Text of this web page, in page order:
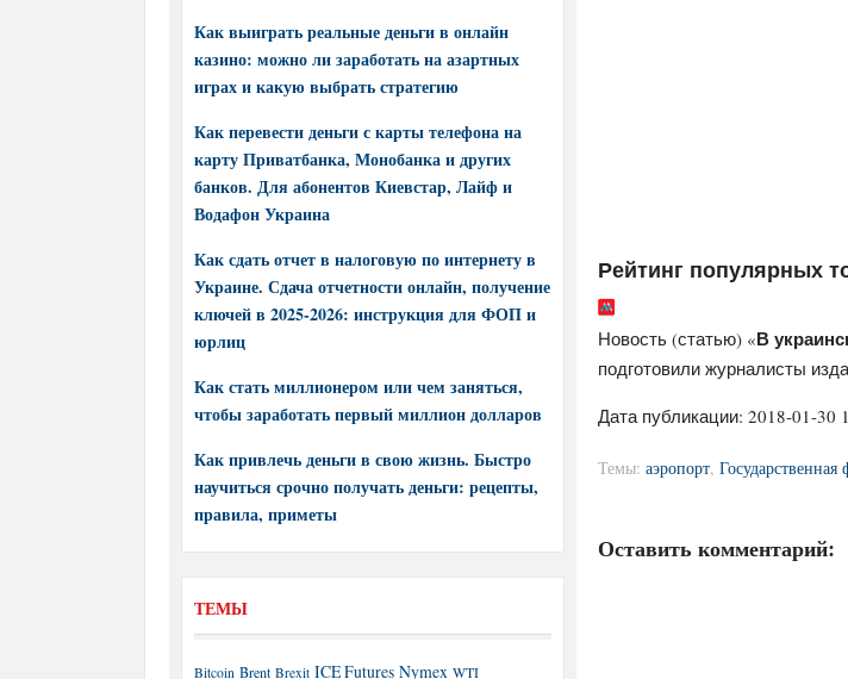
Рейтинг популярных
Новость (статью) «В
подготовили журналисты
Дата публикации: 2018-01-30
Темы: аэропорт,
Оставить комментарий:
Как выиграть реальные деньги в онлайн
казино: можно ли заработать на азартных
играх и какую выбрать стратегию
Как перевести деньги с карты телефона на
карту Приватбанка, Монобанка и других
банков. Для абонентов Киевстар, Лайф и
Водафон Украина
Как сдать отчет в налоговую по интернету в
Украине. Сдача отчетности онлайн, получение
ключей в 2025-2026: инструкция для ФОП и
юрлиц
Как стать миллионером или чем заняться,
чтобы заработать первый миллион долларов
Как привлечь деньги в свою жизнь. Быстро
научиться срочно получать деньги: рецепты,
правила, приметы
ТЕМЫ
Bitcoin Brent Brexit ICE Futures Nymex WTI